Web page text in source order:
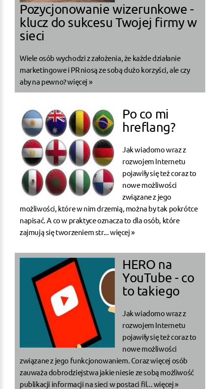
Pozycjonowanie wizerunkowe -
klucz do sukcesu Twojej firmy w
sieci
Wiele osób wychodzi z założenia, że każde działanie
marketingowe i PR niosą ze sobą dużo korzyści, ale czy
aby na pewno?więcej »
Po co mi
hreflang?
Jak wiadomo wraz z
rozwojem Internetu
pojawiły się też coraz to
nowe możliwości
związane z jego
możliwości, które w nim drzemią, można by tak pokrótce
napisać. A co w praktyce oznacza to dla osób, które
zajmują się tworzeniem str... więcej »
HERO na
YouTube - co
to takiego
Jak wiadomo wraz z
rozwojem Internetu
pojawiły się też coraz to
nowe możliwości
związane z jego funkcjonowaniem. Coraz więcej osób
zauważa dobrodziejstwa jakie niesie ze sobą możliwość
publikacji informacji na sieci w postaci fil... więcej »